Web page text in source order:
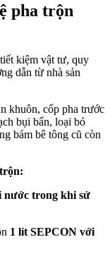
pha trộn
kiệm vật tư, quy
dẫn từ nhà sản
khuôn, cốp pha trước
bụi bẩn, loại bỏ
bám bê tông cũ còn
nước trong khi sử
1 lít SEPCON với